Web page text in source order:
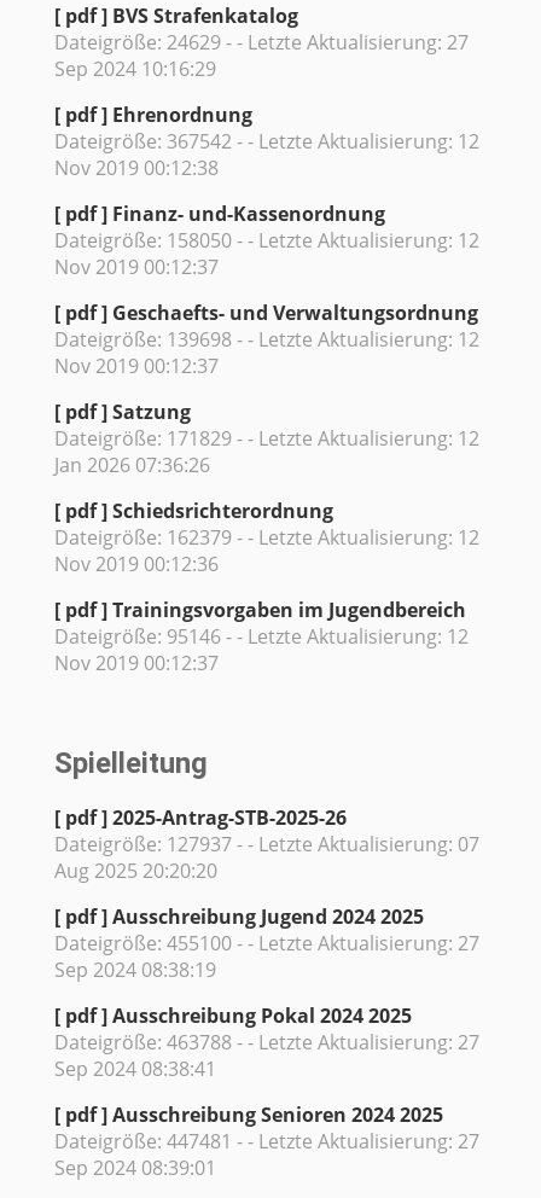
[ pdf ] BVS Strafenkatalog
Dateigröße: 24629 - - Letzte Aktualisierung: 27
Sep 2024 10:16:29
[ pdf ] Ehrenordnung
Dateigröße: 367542 - - Letzte Aktualisierung: 12
Nov 2019 00:12:38
[ pdf ] Finanz- und-Kassenordnung
Dateigröße: 158050 - - Letzte Aktualisierung: 12
Nov 2019 00:12:37
[ pdf ] Geschaefts- und Verwaltungsordnung
Dateigröße: 139698 - - Letzte Aktualisierung: 12
Nov 2019 00:12:37
[ pdf ]Satzung
Dateigröße: 171829 - - Letzte Aktualisierung: 12
Jan 2026 07:36:26
[ pdf ]Schiedsrichterordnung
Dateigröße: 162379 - - Letzte Aktualisierung: 12
Nov 2019 00:12:36
[ pdf ]Trainingsvorgaben im Jugendbereich
Dateigröße: 95146 - - Letzte Aktualisierung: 12
Nov 2019 00:12:37
Spielleitung
[ pdf ]2025-Antrag-STB-2025-26
Dateigröße: 127937 - - Letzte Aktualisierung: 07
Aug 2025 20:20:20
[ pdf ]Ausschreibung Jugend 2024 2025
Dateigröße: 455100 - - Letzte Aktualisierung: 27
Sep 2024 08:38:19
[ pdf ]Ausschreibung Pokal 2024 2025
Dateigröße: 463788 - - Letzte Aktualisierung: 27
Sep 2024 08:38:41
[ pdf ]Ausschreibung Senioren 2024 2025
Dateigröße: 447481 - - Letzte Aktualisierung: 27
Sep 2024 08:39:01